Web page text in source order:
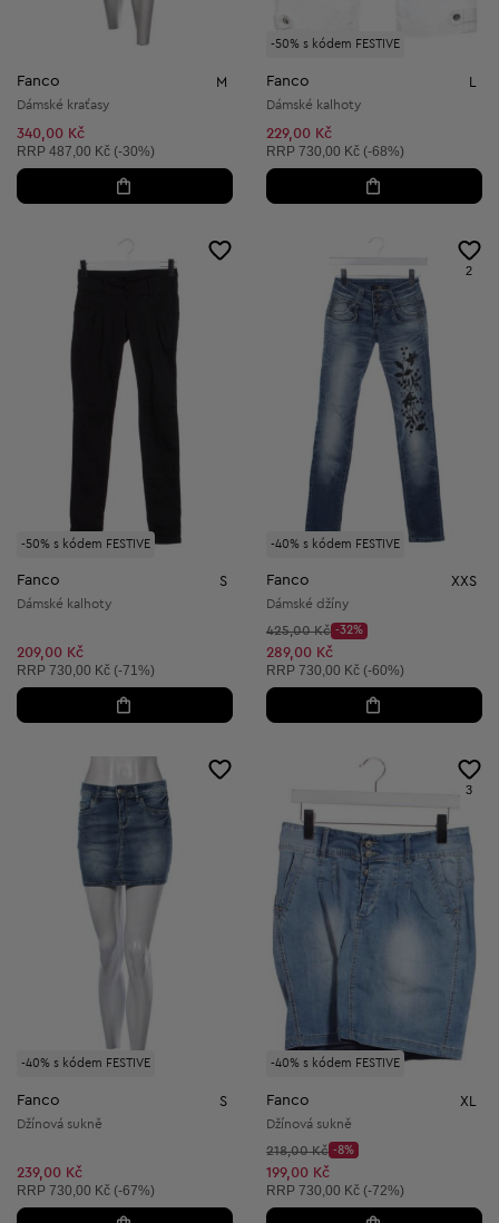
Fanco M
Dámské kraťasy
340,00 Kč
Doporučená cena:
RRP 487,00 Kč (-30%)
-50% s kódem FESTIVE
Fanco
Dámské kalhoty
229,00 Kč
Doporučená cena:
RRP 730,00 Kč (-68%)
-50% s kódem FESTIVE
Fanco S
Dámské kalhoty
209,00 Kč
Doporučená cena:
RRP 730,00 Kč (-71%)
-40% s kódem FESTIVE
2
Fanco XXS
Dámské džíny
Původní cena:
425,00 Kč
Discount Price:
-32%
Snížená cena:
289,00 Kč
Doporučená cena:
RRP 730,00 Kč (-60%)
-40% s kódem FESTIVE
Fanco S
Džínová sukně
239,00 Kč
Doporučená cena:
RRP 730,00 Kč (-67%)
-40% s kódem FESTIVE
3
Fanco XL
Džínová sukně
Původní cena:
218,00 Kč
Discount Price:
-8%
Snížená cena:
199,00 Kč
Doporučená cena:
RRP 730,00 Kč (-72%)